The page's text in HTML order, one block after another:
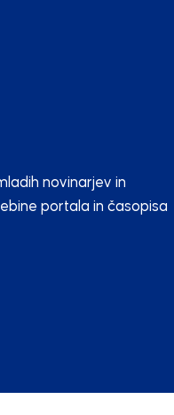
novinarjev in
portala in časopisa